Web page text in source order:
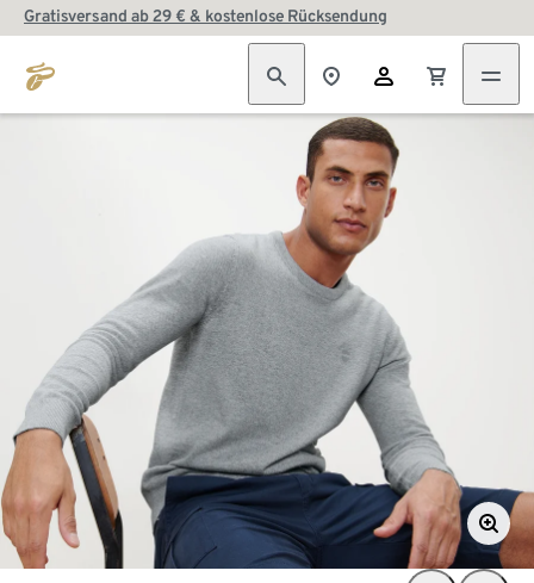
Gratisversand ab 29 € & kostenlose Rücksendung